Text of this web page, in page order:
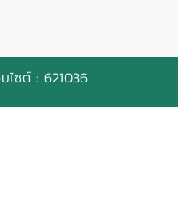
ไซต์ : 621036